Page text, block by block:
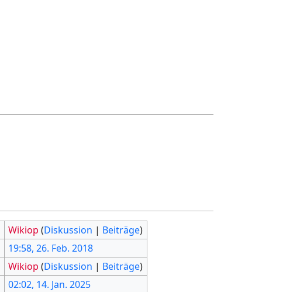
Wikiop (Diskussion | Beiträge)
19:58, 26. Feb. 2018
Wikiop (Diskussion | Beiträge)
02:02, 14. Jan. 2025